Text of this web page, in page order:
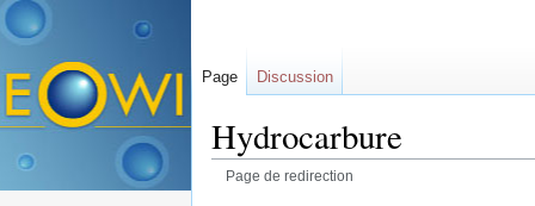
Hydrocarbure
Page de redirection
Page Discussion